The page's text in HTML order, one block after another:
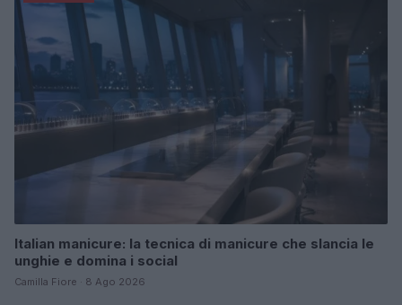
Italian manicure: la tecnica di manicure che slancia le
unghie e domina i social
Camilla Fiore · 8 Ago 2026